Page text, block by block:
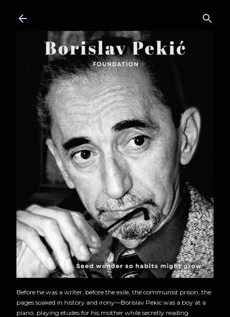
Before he was a writer, before the exile, the communist prison, the
pages soaked in history and irony—Borislav Pekic was a boy at a
piano, playing etudes for his mother while secretly reading